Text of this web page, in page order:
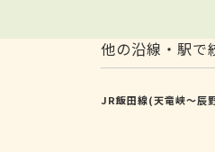
他の沿線・駅で
JR飯田線(天竜峡～辰